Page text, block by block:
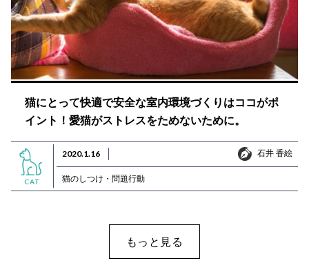
猫にとって快適で安全な室内環境づくりはココがポ
イント！愛猫がストレスをためないために。
CAT
2020.1.16 石井 香絵
石井 香絵
猫のしつけ・問題行動
もっと見る